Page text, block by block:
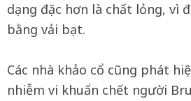
dạng đặc hơn là chất lỏng, vì
bằng vải bạt.
Các nhà khảo cổ cũng phát
nhiễm vi khuẩn chết người